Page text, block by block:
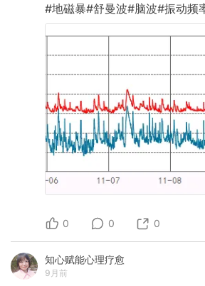
#地磁暴#舒曼波#脑波#振动频
0 0 0
知心赋能心理疗愈
9月前